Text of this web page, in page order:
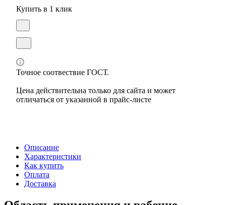
Купить в 1 клик
Точное соотвествие ГОСТ.
Цена действительна только для сайта и может
отличаться от указанной в прайс-листе
Описание
Характеристики
Как купить
Оплата
Доставка